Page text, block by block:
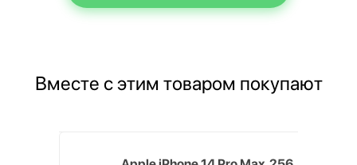
Вместе с этим товаром покупают